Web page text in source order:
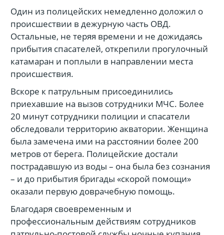
Один из полицейских немедленно доложил о
происшествии в дежурную часть ОВД.
Остальные, не теряя времени и не дожидаясь
прибытия спасателей, открепили прогулочный
катамаран и поплыли в направлении места
происшествия.
Вскоре к патрульным присоединились
приехавшие на вызов сотрудники МЧС. Более
20 минут сотрудники полиции и спасатели
обследовали территорию акватории. Женщина
была замечена ими на расстоянии более 200
метров от берега. Полицейские достали
пострадавшую из воды – она была без сознания
– и до прибытия бригады «скорой помощи»
оказали первую доврачебную помощь.
Благодаря своевременным и
профессиональным действиям сотрудников